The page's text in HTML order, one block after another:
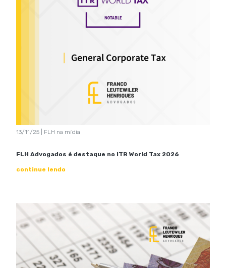
13/11/25 | FLH na mídia
FLH Advogados é destaque no ITR World Tax 2026
continue lendo